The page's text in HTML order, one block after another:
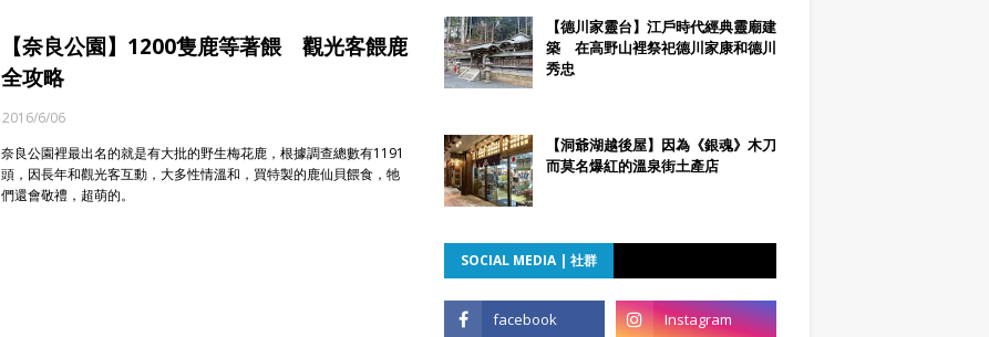
【奈良公園】1200隻鹿等著餵 觀光客餵鹿
全攻略
2016/6/06
奈良公園裡最出名的就是有大批的野生梅花鹿，根據調查總數有1191
頭，因長年和觀光客互動，大多性情溫和，買特製的鹿仙貝餵食，牠
們還會敬禮，超萌的。
【德川家靈台】江戶時代經典靈廟建
築 在高野山裡祭祀德川家康和德川
秀忠
【洞爺湖越後屋】因為《銀魂》木刀
而莫名爆紅的溫泉街土產店
SOCIAL MEDIA | 社群